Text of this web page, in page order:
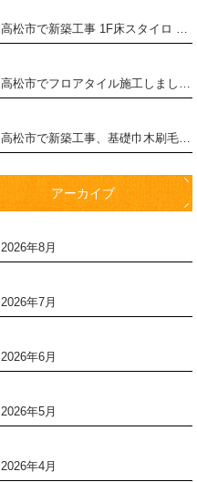
高松市で新築工事 1F床スタイロ 合板張り施工しました
高松市でフロアタイル施工しました。
高松市で新築工事、基礎巾木刷毛仕上げ施工。
アーカイブ
2026年8月
2026年7月
2026年6月
2026年5月
2026年4月